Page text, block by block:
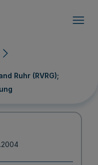
Ruhr (RVRG);